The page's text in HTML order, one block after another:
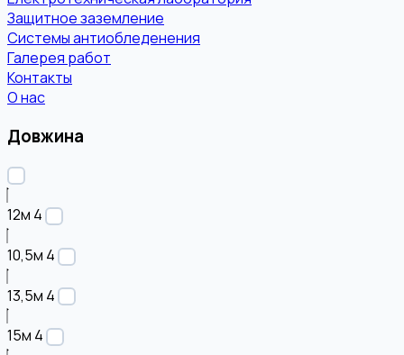
Защитное заземление
Системы антиобледенения
Галерея работ
Контакты
О нас
Довжина
12м 4
10,5м 4
13,5м 4
15м 4